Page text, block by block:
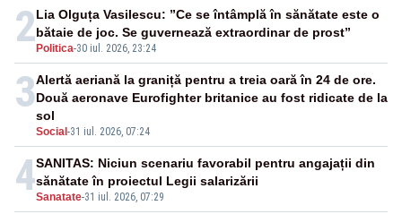
2 Politica-30 iul. 2026, 23:24
Lia Olguța Vasilescu: ”Ce se întâmplă în sănătate este o
bătaie de joc. Se guvernează extraordinar de prost”
3
Social -31 iul. 2026, 07:24
Alertă aeriană la graniță pentru a treia oară în 24 de ore.
Două aeronave Eurofighter britanice au fost ridicate de la
sol
4Sanatate-31 iul. 2026, 07:29
SANITAS: Niciun scenariu favorabil pentru angajații din
sănătate în proiectul Legii salarizării